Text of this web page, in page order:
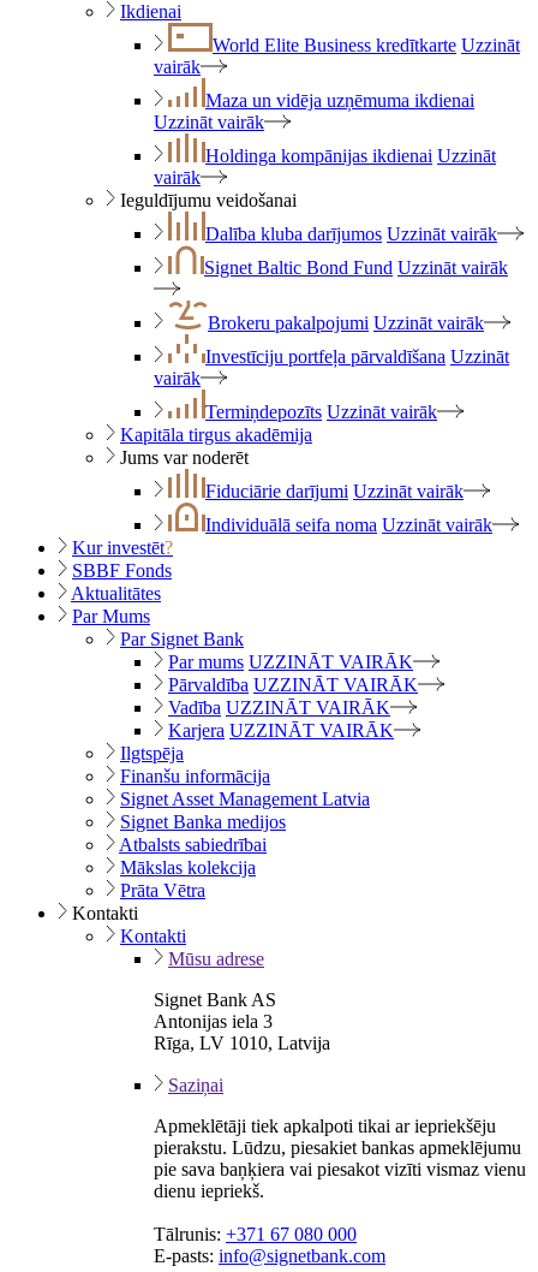
Ikdienai
World Elite Business kredītkarte Uzzināt
vairāk
Maza un vidēja uzņēmuma ikdienai
Uzzināt vairāk
Holdinga kompānijas ikdienai Uzzināt
vairāk
Ieguldījumu veidošanai
Dalība kluba darījumos Uzzināt vairāk
Signet Baltic Bond Fund Uzzināt vairāk
Brokeru pakalpojumi Uzzināt vairāk
Investīciju portfeļa pārvaldīšana Uzzināt
vairāk
Termiņdepozīts Uzzināt vairāk
Kapitāla tirgus akadēmija
Jums var noderēt
Fiduciārie darījumi Uzzināt vairāk
Individuālā seifa noma Uzzināt vairāk
Kur investēt?
SBBF Fonds
Aktualitātes
Par Mums
Par Signet Bank
Par mums UZZINĀT VAIRĀK
Pārvaldība UZZINĀT VAIRĀK
Vadība UZZINĀT VAIRĀK
Karjera UZZINĀT VAIRĀK
Ilgtspēja
Finanšu informācija
Signet Asset Management Latvia
Signet Banka medijos
Atbalsts sabiedrībai
Mākslas kolekcija
Prāta Vētra
Kontakti
Kontakti
Mūsu adrese
Signet Bank AS
Antonijas iela 3
Rīga, LV 1010, Latvija
Saziņai
Apmeklētāji tiek apkalpoti tikai ar iepriekšēju
pierakstu. Lūdzu, piesakiet bankas apmeklējumu
pie sava baņķiera vai piesakot vizīti vismaz vienu
dienu iepriekš.
Tālrunis: +371 67 080 000
E-pasts: info@signetbank.com